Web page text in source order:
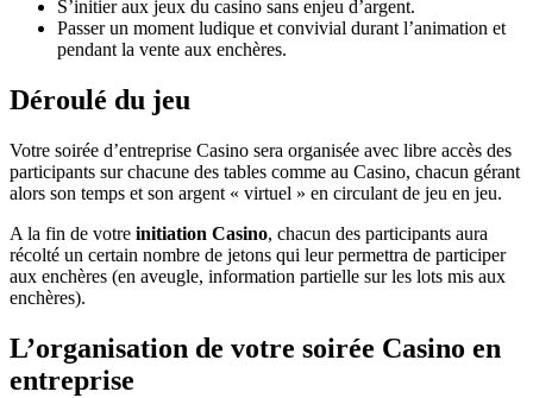
S’initier aux jeux du casino sans enjeu d’argent.
Passer un moment ludique et convivial durant l’animation et
pendant la vente aux enchères.
Déroulé du jeu
Votre soirée d’entreprise Casino sera organisée avec libre accès des
participants sur chacune des tables comme au Casino, chacun gérant
alors son temps et son argent « virtuel » en circulant de jeu en jeu.
A la fin de votre initiation Casino, chacun des participants aura
récolté un certain nombre de jetons qui leur permettra de participer
aux enchères (en aveugle, information partielle sur les lots mis aux
enchères).
L’organisation de votre soirée Casino en
entreprise